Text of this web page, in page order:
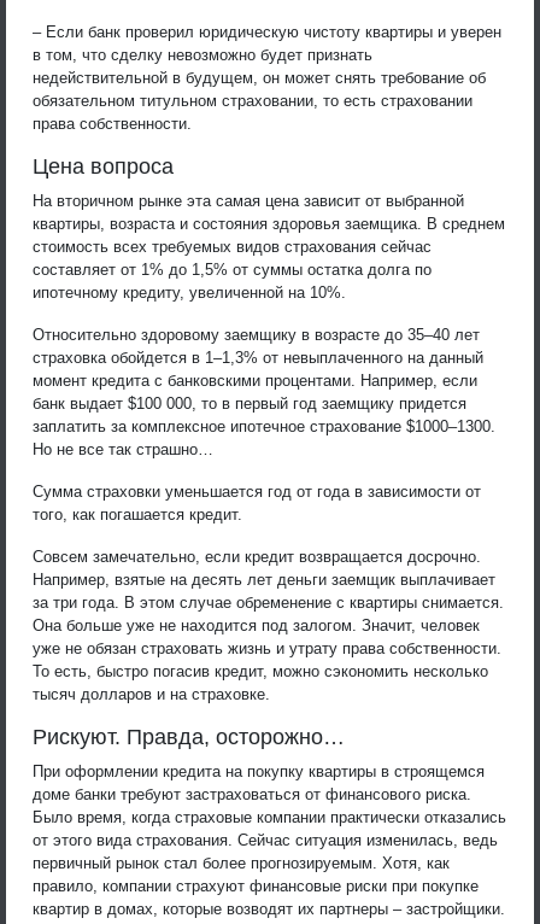
– Если банк проверил юридическую чистоту квартиры и уверен
в том, что сделку невозможно будет признать
недействительной в будущем, он может снять требование об
обязательном титульном страховании, то есть страховании
права собственности.
Цена вопроса
На вторичном рынке эта самая цена зависит от выбранной
квартиры, возраста и состояния здоровья заемщика. В среднем
стоимость всех требуемых видов страхования сейчас
составляет от 1% до 1,5% от суммы остатка долга по
ипотечному кредиту, увеличенной на 10%.
Относительно здоровому заемщику в возрасте до 35–40 лет
страховка обойдется в 1–1,3% от невыплаченного на данный
момент кредита с банковскими процентами. Например, если
банк выдает $100 000, то в первый год заемщику придется
заплатить за комплексное ипотечное страхование $1000–1300.
Но не все так страшно…
Сумма страховки уменьшается год от года в зависимости от
того, как погашается кредит.
Совсем замечательно, если кредит возвращается досрочно.
Например, взятые на десять лет деньги заемщик выплачивает
за три года. В этом случае обременение с квартиры снимается.
Она больше уже не находится под залогом. Значит, человек
уже не обязан страховать жизнь и утрату права собственности.
То есть, быстро погасив кредит, можно сэкономить несколько
тысяч долларов и на страховке.
Рискуют. Правда, осторожно…
При оформлении кредита на покупку квартиры в строящемся
доме банки требуют застраховаться от финансового риска.
Было время, когда страховые компании практически отказались
от этого вида страхования. Сейчас ситуация изменилась, ведь
первичный рынок стал более прогнозируемым. Хотя, как
правило, компании страхуют финансовые риски при покупке
квартир в домах, которые возводят их партнеры – застройщики.